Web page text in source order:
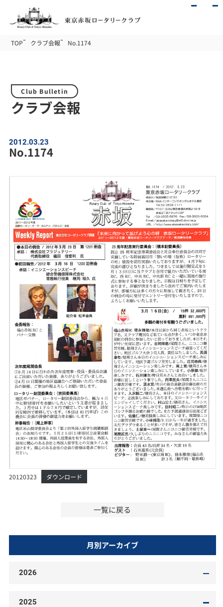
TOP クラブ会報 No.1174
Club Bulletin
クラブ会報
2012.03.23
No.1174
20120323 ダウンロード
一覧に戻る
月別アーカイブ
2026
2025